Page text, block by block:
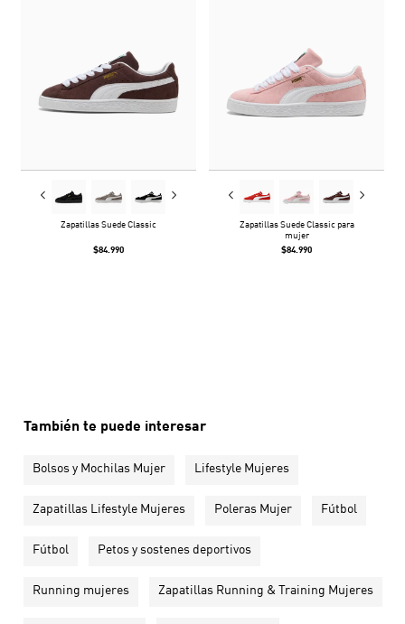
Zapatillas Suede Classic
$84.990
Zapatillas Suede Classic para
mujer
$84.990
También te puede interesar
Bolsos y Mochilas Mujer Lifestyle Mujeres
Zapatillas Lifestyle Mujeres Poleras Mujer Fútbol
Fútbol Petos y sostenes deportivos
Running mujeres Zapatillas Running & Training Mujeres